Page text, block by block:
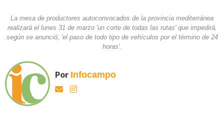
La mesa de productores autoconvocados de la provincia mediterránea
realizará el lunes 31 de marzo 'un corte de todas las rutas' que impedirá,
según se anunció, 'el paso de todo tipo de vehículos por el término de 24
horas'.
Por Infocampo